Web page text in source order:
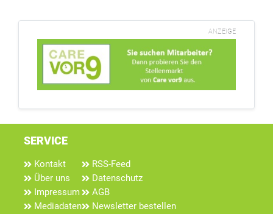
ANZEIGE
SERVICE
Kontakt
Über uns
Impressum
Mediadaten
RSS-Feed
Datenschutz
AGB
Newsletter bestellen